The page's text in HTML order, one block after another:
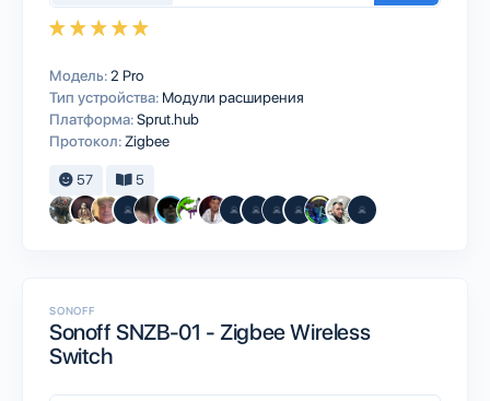
Модель:2 Pro
Тип устройства: Модули расширения
Платформа:Sprut.hub
Протокол: Zigbee
57 5
SONOFF
Sonoff SNZB-01 - Zigbee Wireless
Switch